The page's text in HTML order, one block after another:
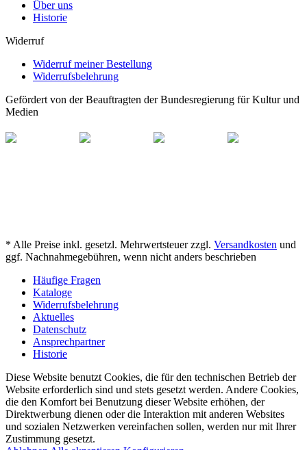
Über uns
Historie
Widerruf
Widerruf meiner Bestellung
Widerrufsbelehrung
Gefördert von der Beauftragten der Bundesregierung für Kultur und
Medien
* Alle Preise inkl. gesetzl. Mehrwertsteuer zzgl. Versandkosten und
ggf. Nachnahmegebühren, wenn nicht anders beschrieben
Häufige Fragen
Kataloge
Widerrufsbelehrung
Aktuelles
Datenschutz
Ansprechpartner
Historie
Diese Website benutzt Cookies, die für den technischen Betrieb der
Website erforderlich sind und stets gesetzt werden. Andere Cookies,
die den Komfort bei Benutzung dieser Website erhöhen, der
Direktwerbung dienen oder die Interaktion mit anderen Websites
und sozialen Netzwerken vereinfachen sollen, werden nur mit Ihrer
Zustimmung gesetzt.